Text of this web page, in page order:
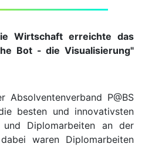
Wirtschaft erreichte das
Bot - die Visualisierung"
Absolventenverband P@BS
besten und innovativsten
und Diplomarbeiten an der
waren Diplomarbeiten